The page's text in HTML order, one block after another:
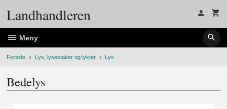
Landhandleren
Meny
Forside Lys, lysestaker og lykter Lys
Bedelys